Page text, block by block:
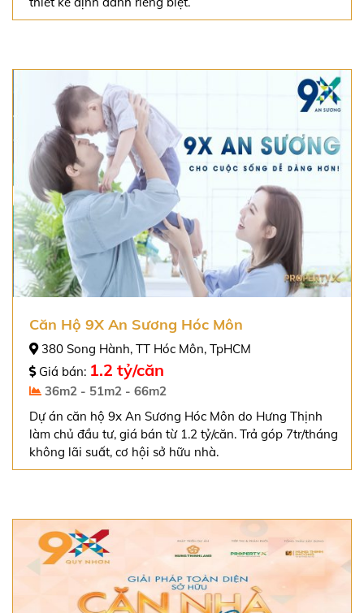
Căn Hộ 9X An Sương Hóc Môn
380 Song Hành, TT Hóc Môn, TpHCM
Giá bán: 1.2 tỷ/căn
36m2 - 51m2 - 66m2
Dự án căn hộ 9x An Sương Hóc Môn do Hưng Thịnh
làm chủ đầu tư, giá bán từ 1.2 tỷ/căn. Trả góp 7tr/tháng
không lãi suất, cơ hội sở hữu nhà.